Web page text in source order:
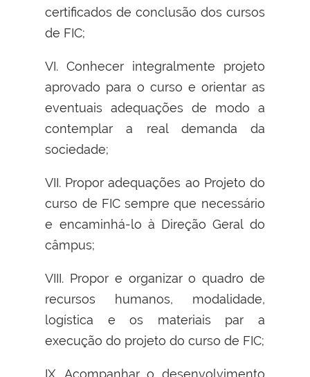
certificados de conclusão dos cursos
de FIC;
VI. Conhecer integralmente projeto
aprovado para o curso e orientar as
eventuais adequações de modo a
contemplar a real demanda da
sociedade;
VII. Propor adequações ao Projeto do
curso de FIC sempre que necessário
e encaminhá-lo à Direção Geral do
câmpus;
VIII. Propor e organizar o quadro de
recursos humanos, modalidade,
logística e os materiais par a
execução do projeto do curso de FIC;